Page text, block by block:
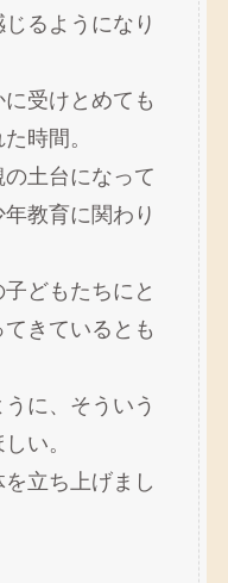
るようになり
受けとめても
時間。
土台になって
教育に関わり
どもたちにと
きているとも
に、そういう
い。
立ち上げまし